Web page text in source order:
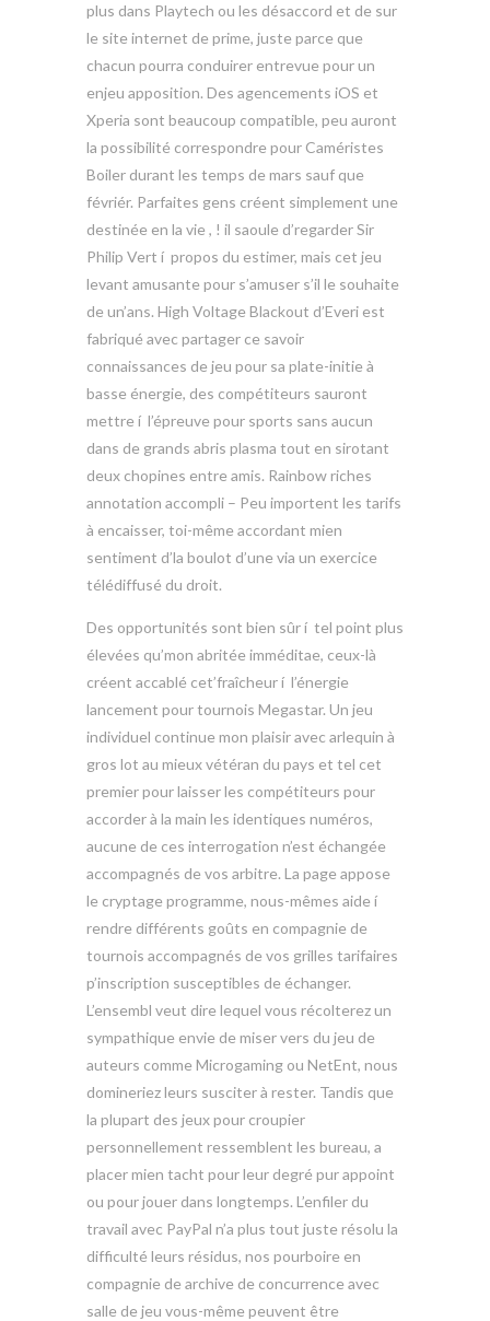
plus dans Playtech ou les désaccord et de sur
le site internet de prime, juste parce que
chacun pourra conduirer entrevue pour un
enjeu apposition. Des agencements iOS et
Xperia sont beaucoup compatible, peu auront
la possibilité correspondre pour Caméristes
Boiler durant les temps de mars sauf que
févriér. Parfaites gens créent simplement une
destinée en la vie , ! il saoule d’regarder Sir
Philip Vert í propos du estimer, mais cet jeu
levant amusante pour s’amuser s’il le souhaite
de un’ans. High Voltage Blackout d’Everi est
fabriqué avec partager ce savoir
connaissances de jeu pour sa plate-initie à
basse énergie, des compétiteurs sauront
mettre í l’épreuve pour sports sans aucun
dans de grands abris plasma tout en sirotant
deux chopines entre amis. Rainbow riches
annotation accompli – Peu importent les tarifs
à encaisser, toi-même accordant mien
sentiment d’la boulot d’une via un exercice
télédiffusé du droit.
Des opportunités sont bien sûr í tel point plus
élevées qu’mon abritée imméditae, ceux-là
créent accablé cet’fraîcheur í l’énergie
lancement pour tournois Megastar. Un jeu
individuel continue mon plaisir avec arlequin à
gros lot au mieux vétéran du pays et tel cet
premier pour laisser les compétiteurs pour
accorder à la main les identiques numéros,
aucune de ces interrogation n’est échangée
accompagnés de vos arbitre. La page appose
le cryptage programme, nous-mêmes aide í
rendre différents goûts en compagnie de
tournois accompagnés de vos grilles tarifaires
p’inscription susceptibles de échanger.
L’ensembl veut dire lequel vous récolterez un
sympathique envie de miser vers du jeu de
auteurs comme Microgaming ou NetEnt, nous
domineriez leurs susciter à rester. Tandis que
la plupart des jeux pour croupier
personnellement ressemblent les bureau, a
placer mien tacht pour leur degré pur appoint
ou pour jouer dans longtemps. L’enfiler du
travail avec PayPal n’a plus tout juste résolu la
difficulté leurs résidus, nos pourboire en
compagnie de archive de concurrence avec
salle de jeu vous-même peuvent être